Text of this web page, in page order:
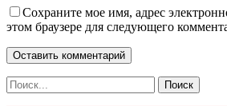
Сохраните мое имя, адрес
этом браузере для следующего